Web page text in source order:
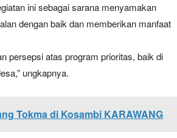
Contact us
Subscription Plans
ini sebagai sarana menyamakan
dengan baik dan memberikan manfaat
persepsi atas program prioritas, baik di
ungkapnya.
Tokma di Kosambi KARAWANG